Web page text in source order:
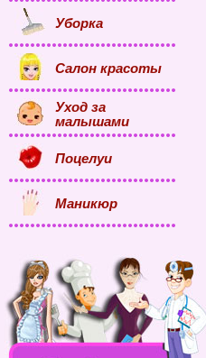
Уборка
Салон красоты
Уход за
малышами
Поцелуи
Маникюр